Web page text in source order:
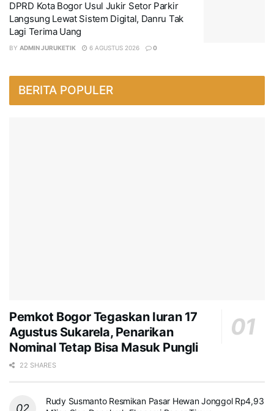
DPRD Kota Bogor Usul Jukir Setor Parkir
Langsung Lewat Sistem Digital, Danru Tak
Lagi Terima Uang
BY ADMIN JURUKETIK 6 AGUSTUS 2026 0
BERITA POPULER
Pemkot Bogor Tegaskan Iuran 17
Agustus Sukarela, Penarikan
Nominal Tetap Bisa Masuk Pungli
22 SHARES
Rudy Susmanto Resmikan Pasar Hewan Jonggol Rp4,93